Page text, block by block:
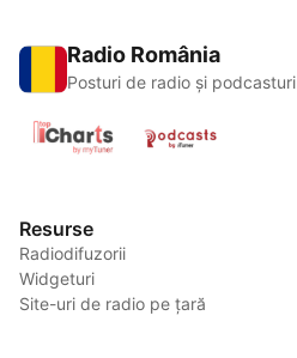
Radio România
Posturi de radio și podcasturi
Resurse
Radiodifuzorii
Widgeturi
Site-uri de radio pe țară